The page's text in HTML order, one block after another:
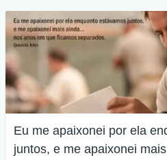
Eu me apaixonei por ela
juntos, e me apaixonei